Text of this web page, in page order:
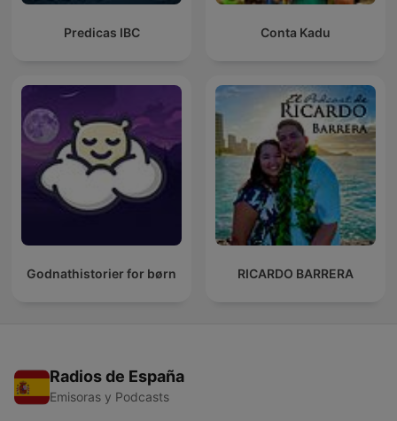
Predicas IBC Conta Kadu
Godnathistorier for børn RICARDO BARRERA
Radios de España
Emisoras y Podcasts